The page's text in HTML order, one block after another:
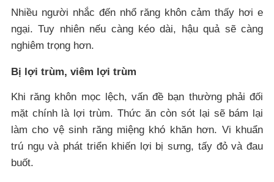
Nhiều người nhắc đến nhổ răng khôn cảm thấy hơi e
ngại. Tuy nhiên nếu càng kéo dài, hậu quả sẽ càng
nghiêm trọng hơn.
Bị lợi trùm, viêm lợi trùm
Khi răng khôn mọc lệch, vấn đề bạn thường phải đối
mặt chính là lợi trùm. Thức ăn còn sót lại sẽ bám lại
làm cho vệ sinh răng miệng khó khăn hơn. Vi khuẩn
trú ngụ và phát triển khiến lợi bị sưng, tấy đỏ và đau
buốt.